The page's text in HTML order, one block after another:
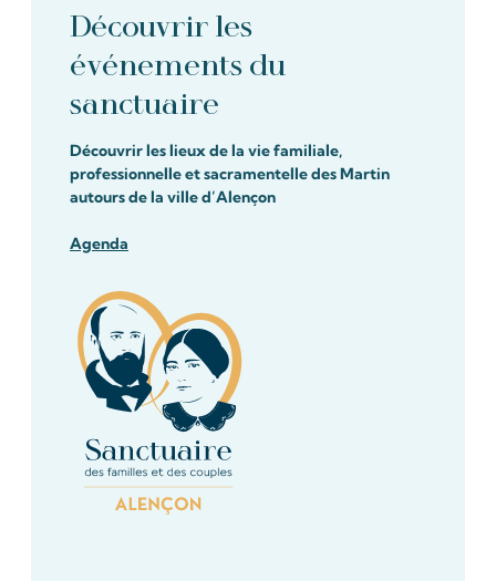
Découvrir les
événements du
sanctuaire
Découvrir les lieux de la vie familiale,
professionnelle et sacramentelle des Martin
autours de la ville d’Alençon
Agenda